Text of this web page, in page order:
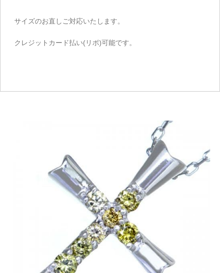
サイズのお直しご対応いたします。
クレジットカード払い(リボ)可能です。